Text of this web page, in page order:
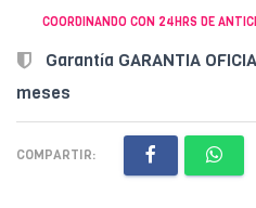
COORDINANDO CON 24HRS DE
Garantía GARANTIA
meses
COMPARTIR: